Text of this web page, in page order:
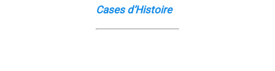
Cases d’Histoire